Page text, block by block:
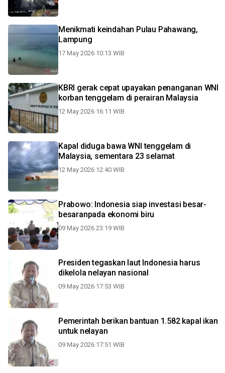
Menikmati keindahan Pulau Pahawang,
Lampung
17 May 2026 10:13 WIB
KBRI gerak cepat upayakan penanganan WNI
korban tenggelam di perairan Malaysia
12 May 2026 16:11 WIB
Kapal diduga bawa WNI tenggelam di
Malaysia, sementara 23 selamat
12 May 2026 12:40 WIB
Prabowo: Indonesia siap investasi besar-
besaranpada ekonomi biru
09 May 2026 23:19 WIB
Presiden tegaskan laut Indonesia harus
dikelola nelayan nasional
09 May 2026 17:53 WIB
Pemerintah berikan bantuan 1.582 kapal ikan
untuk nelayan
09 May 2026 17:51 WIB